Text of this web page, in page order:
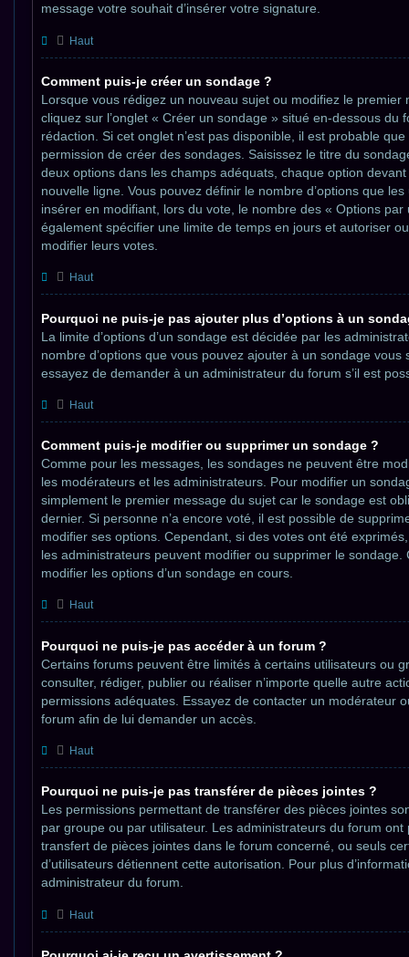
message votre souhait d’insérer votre signature.
Haut
Comment puis-je créer un sondage ?
Lorsque vous rédigez un nouveau sujet ou modifiez le premier
cliquez sur l’onglet « Créer un sondage » situé en-dessous du
rédaction. Si cet onglet n’est pas disponible, il est probable que
permission de créer des sondages. Saisissez le titre du
deux options dans les champs adéquats, chaque option
nouvelle ligne. Vous pouvez définir le nombre d’options que
insérer en modifiant, lors du vote, le nombre des « Options par
également spécifier une limite de temps en jours et autoriser
modifier leurs votes.
Haut
Pourquoi ne puis-je pas ajouter plus d’options à un
La limite d’options d’un sondage est décidée par les
nombre d’options que vous pouvez ajouter à un sondage vous
essayez de demander à un administrateur du forum s’il est
Haut
Comment puis-je modifier ou supprimer un sondage ?
Comme pour les messages, les sondages ne peuvent être
les modérateurs et les administrateurs. Pour modifier un
simplement le premier message du sujet car le sondage est
dernier. Si personne n’a encore voté, il est possible de
modifier ses options. Cependant, si des votes ont été
les administrateurs peuvent modifier ou supprimer le sondage.
modifier les options d’un sondage en cours.
Haut
Pourquoi ne puis-je pas accéder à un forum ?
Certains forums peuvent être limités à certains utilisateurs ou
consulter, rédiger, publier ou réaliser n’importe quelle autre
permissions adéquates. Essayez de contacter un modérateur
forum afin de lui demander un accès.
Haut
Pourquoi ne puis-je pas transférer de pièces jointes ?
Les permissions permettant de transférer des pièces jointes
par groupe ou par utilisateur. Les administrateurs du forum ont
transfert de pièces jointes dans le forum concerné, ou seuls
d’utilisateurs détiennent cette autorisation. Pour plus
administrateur du forum.
Haut